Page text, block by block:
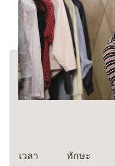
เวลา
ทักษะ